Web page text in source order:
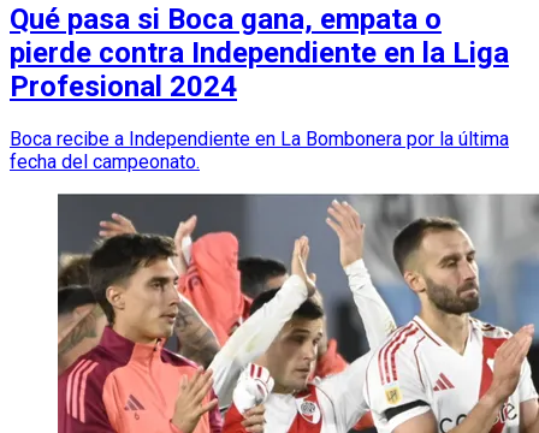
Qué pasa si Boca gana, empata o
pierde contra Independiente en la Liga
Profesional 2024
Boca recibe a Independiente en La Bombonera por la última
fecha del campeonato.